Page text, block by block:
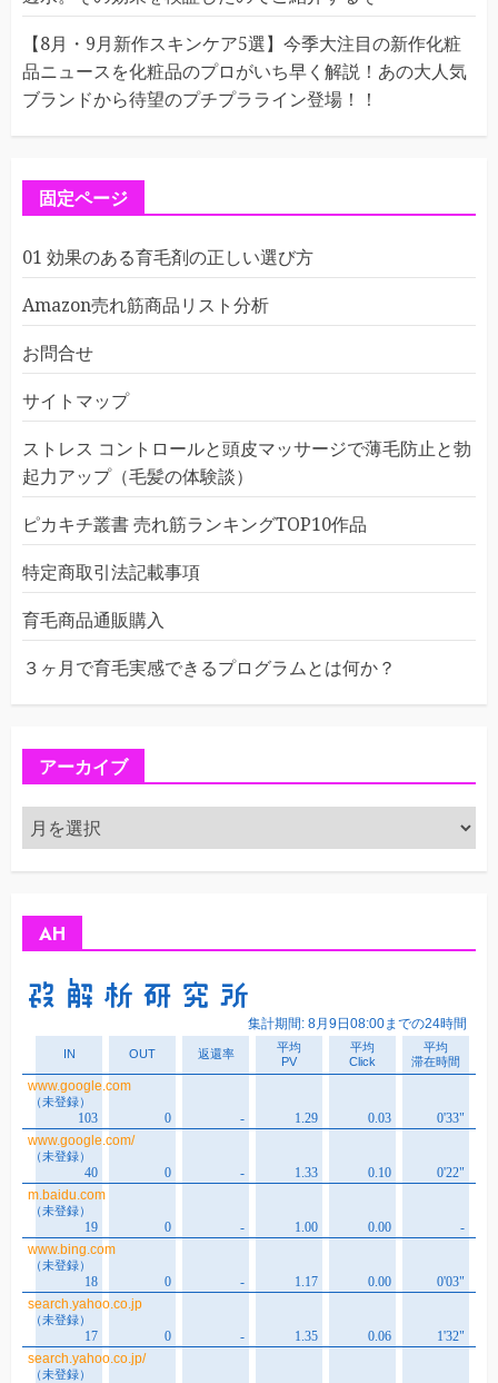
【8月・9月新作スキンケア5選】今季大注目の新作化粧
品ニュースを化粧品のプロがいち早く解説！あの大人気
ブランドから待望のプチプラライン登場！！
固定ページ
01 効果のある育毛剤の正しい選び方
Amazon売れ筋商品リスト分析
お問合せ
サイトマップ
ストレス コントロールと頭皮マッサージで薄毛防止と勃
起力アップ（毛髪の体験談）
ピカキチ叢書 売れ筋ランキングTOP10作品
特定商取引法記載事項
育毛商品通販購入
３ヶ月で育毛実感できるプログラムとは何か？
アーカイブ
ア
ー
カ
AH